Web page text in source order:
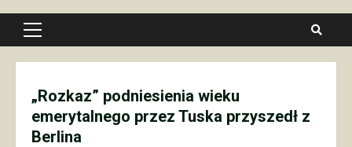
Primary
„Rozkaz” podniesienia wieku
emerytalnego przez Tuska przyszedł z
Berlina